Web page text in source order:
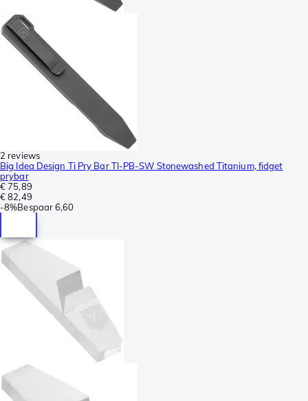
2 reviews
Big Idea Design Ti Pry Bar TI-PB-SW Stonewashed Titanium, fidget
prybar
€ 75,89
€ 82,49
-8%Bespaar6,60